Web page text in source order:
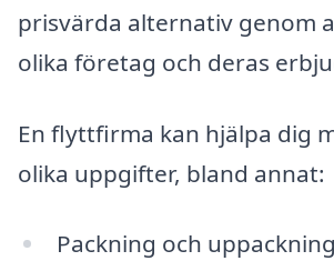
prisvärda alternativ genom
olika företag och deras
En flyttfirma kan hjälpa dig
olika uppgifter, bland annat:
Packning och